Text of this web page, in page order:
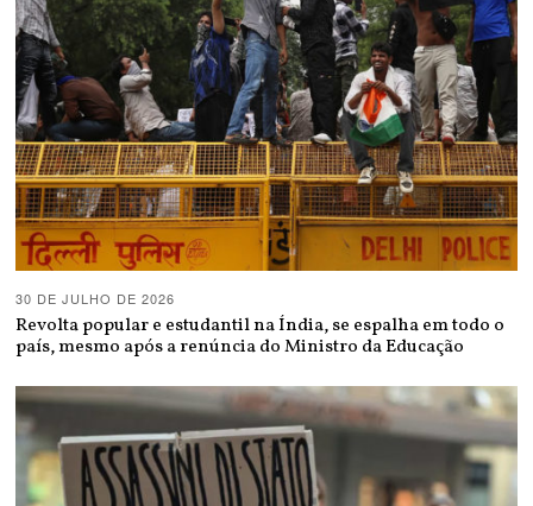
30 DE JULHO DE 2026
Revolta popular e estudantil na Índia, se espalha em todo o
país, mesmo após a renúncia do Ministro da Educação